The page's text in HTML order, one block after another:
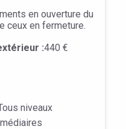
en ouverture du
ceux en fermeture.
:440 €
niveaux